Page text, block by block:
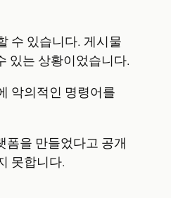
수 있습니다. 게시물
있는 상황이었습니다.
악의적인 명령어를
폼을 만들었다고 공개
못합니다.